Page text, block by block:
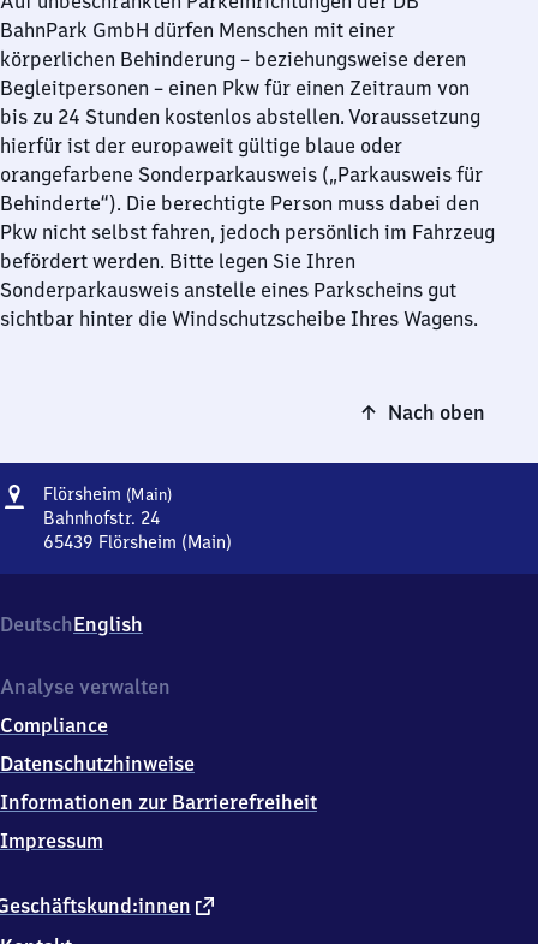
BahnPark GmbH dürfen Menschen mit einer
körperlichen Behinderung – beziehungsweise deren
Begleitpersonen – einen Pkw für einen Zeitraum von
bis zu 24 Stunden kostenlos abstellen. Voraussetzung
hierfür ist der europaweit gültige blaue oder
orangefarbene Sonderparkausweis („Parkausweis für
Behinderte“). Die berechtigte Person muss dabei den
Pkw nicht selbst fahren, jedoch persönlich im Fahrzeug
befördert werden. Bitte legen Sie Ihren
Sonderparkausweis anstelle eines Parkscheins gut
sichtbar hinter die Windschutzscheibe Ihres Wagens.
Nach oben
Adresse
Flörsheim (Main)Flörsheim
Bahnhofstr. 24
65439 Flörsheim (Main)
Bahnhofstr.
24,
5
3
9
(Main)
DeutschEnglish
externer
Analyse verwalten
Compliance
Datenschutzhinweise
Informationen zur Barrierefreiheit
Impressum